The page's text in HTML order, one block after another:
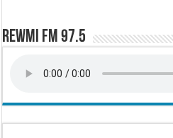
Rewmi FM 97.5